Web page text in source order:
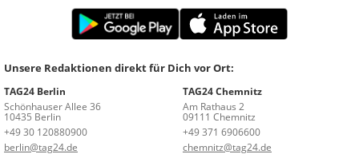
Unsere Redaktionen direkt für Dich vor Ort:
TAG24 Berlin
Schönhauser Allee 36
10435 Berlin
+49 30 120880900
berlin@tag24.de
TAG24 Chemnitz
Am Rathaus 2
09111 Chemnitz
+49 371 6906600
chemnitz@tag24.de